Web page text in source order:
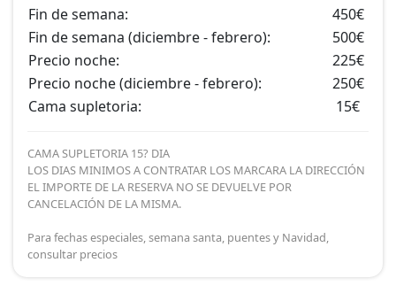
Fin de semana:
450€
Fin de semana (diciembre - febrero):
500€
Precio noche:
225€
Precio noche (diciembre - febrero):
250€
Cama supletoria:
15€
CAMA SUPLETORIA 15? DIA
LOS DIAS MINIMOS A CONTRATAR LOS MARCARA LA DIRECCIÓN
EL IMPORTE DE LA RESERVA NO SE DEVUELVE POR
CANCELACIÓN DE LA MISMA.
Para fechas especiales, semana santa, puentes y Navidad,
consultar precios